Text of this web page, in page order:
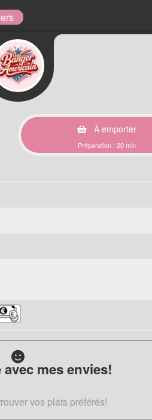
À emporter
Préparation : 20 min
mes envies!
vos plats préférés!